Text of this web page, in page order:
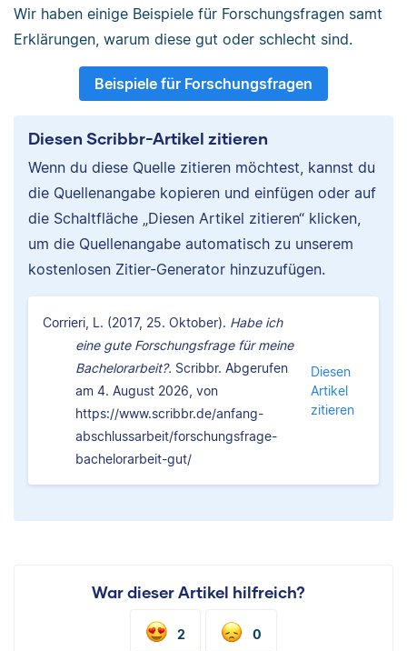
Wir haben einige Beispiele für Forschungsfragen samt
Erklärungen, warum diese gut oder schlecht sind.
Beispiele für Forschungsfragen
Diesen Scribbr-Artikel zitieren
Wenn du diese Quelle zitieren möchtest, kannst du
die Quellenangabe kopieren und einfügen oder auf
die Schaltfläche „Diesen Artikel zitieren“ klicken,
um die Quellenangabe automatisch zu unserem
kostenlosen Zitier-Generator hinzuzufügen.
Corrieri, L. (2017, 25. Oktober). Habe ich
eine gute Forschungsfrage für meine
Bachelorarbeit?. Scribbr. Abgerufen
am 4. August 2026, von
https://www.scribbr.de/anfang-
abschlussarbeit/forschungsfrage-
bachelorarbeit-gut/
Diesen
Artikel
zitieren
War dieser Artikel hilfreich?
2 0